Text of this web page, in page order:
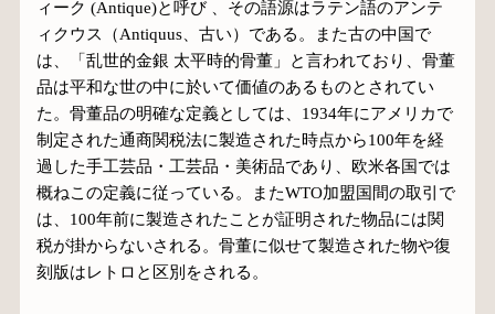
ィーク (Antique)と呼び 、その語源はラテン語のアンテ
ィクウス（Antiquus、古い）である。また古の中国で
は、「乱世的金銀 太平時的骨董」と言われており、骨董
品は平和な世の中に於いて価値のあるものとされてい
た。骨董品の明確な定義としては、1934年にアメリカで
制定された通商関税法に製造された時点から100年を経
過した手工芸品・工芸品・美術品であり、欧米各国では
概ねこの定義に従っている。またWTO加盟国間の取引で
は、100年前に製造されたことが証明された物品には関
税が掛からないされる。骨董に似せて製造された物や復
刻版はレトロと区別をされる。